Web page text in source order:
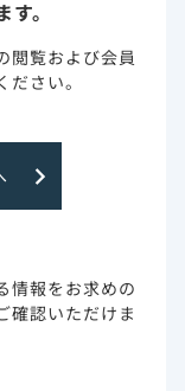
解析（48
93.0%、有効率の
あり、事前に設
が－10％を下回ら
与群は対照群に
。
閲覧および会員
さい。
情報をお求めの
確認いただけま